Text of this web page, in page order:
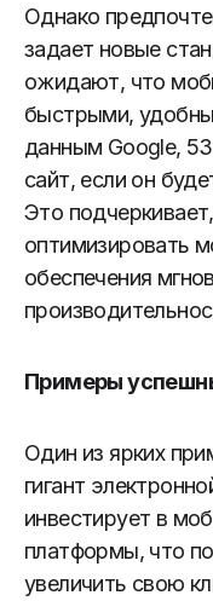
Однако
задает новые
ожидают, что
быстрыми,
данным Google,
сайт, если он
Это
оптимизировать
обеспечения
Примеры
Один из ярких
гигант
инвестирует в
платформы, что
увеличить свою